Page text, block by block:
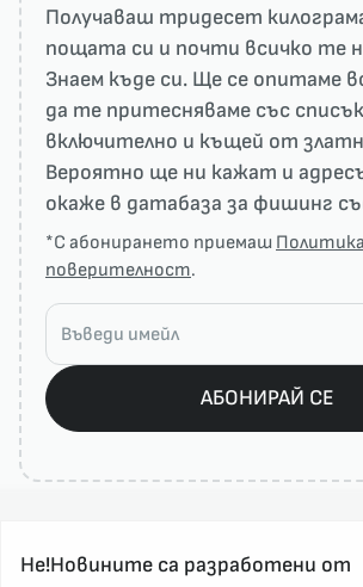
Получаваш тридесет
пощата си и почти всичко те
Знаем къде си. Ще се опитаме
да те притесняваме със
включително и къщей от
Вероятно ще ни кажат и
окаже в датабаза за фишинг
*С абонирането приемаш
поверителност.
АБОНИРАЙ СЕ
Не!Новините са разработени от